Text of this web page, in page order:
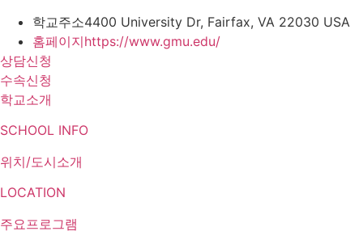
학교주소4400 University Dr, Fairfax, VA 22030 USA
홈페이지https://www.gmu.edu/
상담신청
수속신청
학교소개
SCHOOL INFO
위치/도시소개
LOCATION
주요프로그램